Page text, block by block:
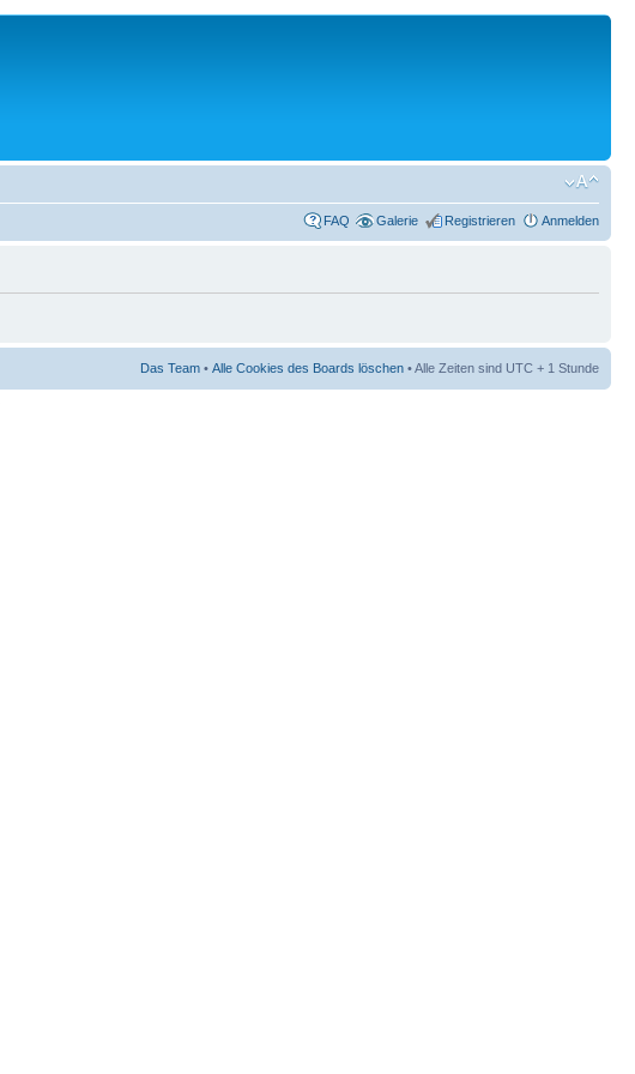
FAQ Galerie Registrieren Anmelden
Das Team • Alle Cookies des Boards löschen • Alle Zeiten sind UTC + 1 Stunde